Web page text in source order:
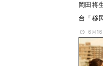
岡田将
台「移
6月